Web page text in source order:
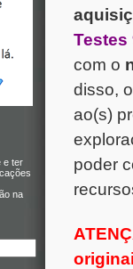
e ter
na
Testes
com o
disso,
ao(s)
poder